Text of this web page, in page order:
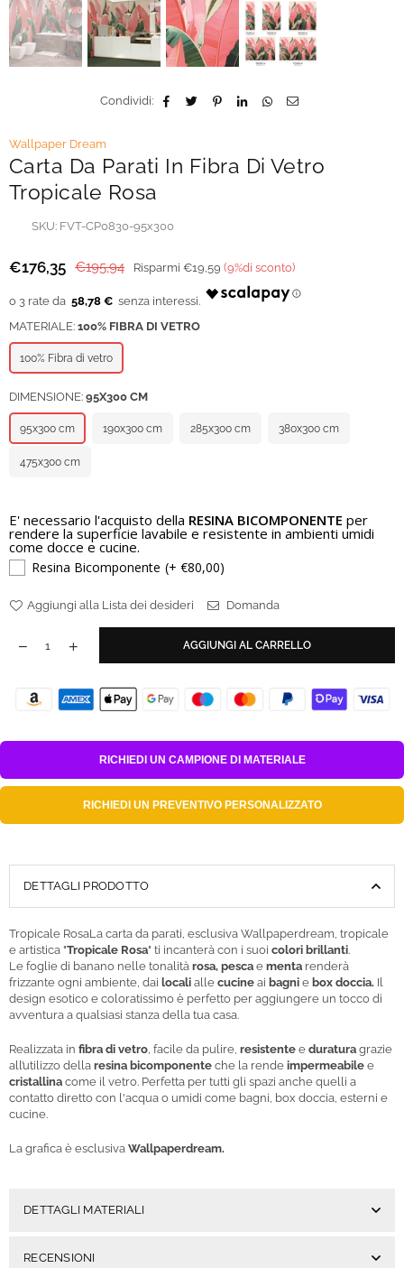
Condividi:
Wallpaper Dream
Carta Da Parati In Fibra Di Vetro
Tropicale Rosa
SKU: FVT-CP0830-95x300
Prezzo
€176,35 €195,94 Risparmi €19,59 (9%di sconto)
58,78 €
MATERIALE: 100% FIBRA DI VETRO
100% Fibra di vetro
DIMENSIONE: 95X300 CM
95x300 cm 190x300 cm 285x300 cm 380x300 cm
475x300 cm
E' necessario l'acquisto della RESINA BICOMPONENTE per
rendere la superficie lavabile e resistente in ambienti umidi
come docce e cucine.
Resina Bicomponente (+ €80,00)
Aggiungi alla Lista dei desideri Domanda
AGGIUNGI AL CARRELLO
RICHIEDI UN CAMPIONE DI MATERIALE
RICHIEDI UN PREVENTIVO PERSONALIZZATO
DETTAGLI PRODOTTO
Tropicale RosaLa carta da parati, esclusiva Wallpaperdream, tropicale
e artistica "Tropicale Rosa" ti incanterà con i suoi colori brillanti.
Le foglie di banano nelle tonalità rosa, pesca e menta renderà
frizzante ogni ambiente, dai locali alle cucine ai bagni e box doccia. Il
design esotico e coloratissimo è perfetto per aggiungere un tocco di
avventura a qualsiasi stanza della tua casa.
Realizzata in fibra di vetro , facile da pulire, resistente e duratura grazie
all’utilizzo della resina bicomponente che la rende impermeabile e
cristallina come il vetro. Perfetta per tutti gli spazi anche quelli a
contatto diretto con l'acqua o umidi come bagni, box doccia, esterni e
cucine.
La grafica è esclusiva Wallpaperdream.
DETTAGLI MATERIALI
RECENSIONI